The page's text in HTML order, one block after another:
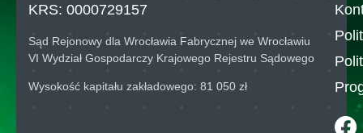
KRS: 0000729157
Sąd Rejonowy dla Wrocławia Fabrycznej we Wrocławiu
VI Wydział Gospodarczy Krajowego Rejestru Sądowego
Wysokość kapitału zakładowego: 81 050 zł